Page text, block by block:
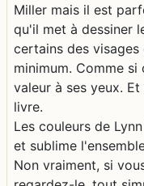
Miller mais il est
qu'il met à dessiner
certains des
minimum. Comme
valeur à ses yeux.
livre.
Les couleurs de
et sublime
Non vraiment, si